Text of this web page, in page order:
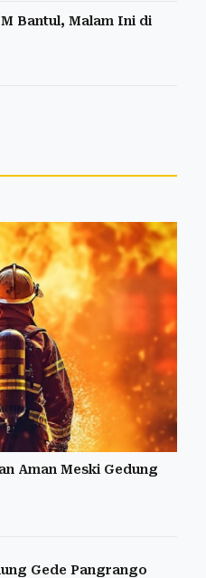
Bantul, Malam Ini di
Aman Meski Gedung
Gede Pangrango